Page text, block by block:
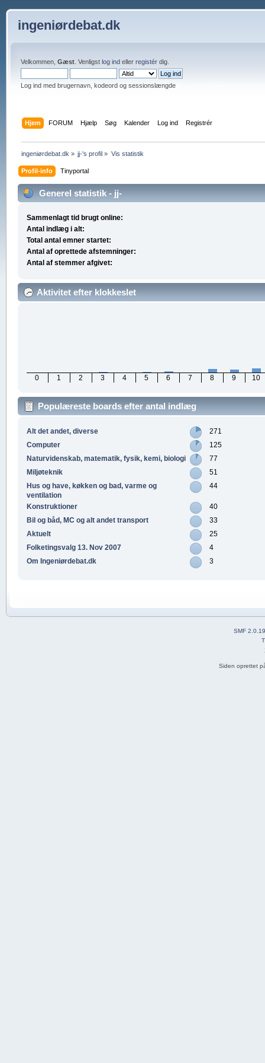
ingeniørdebat.dk
Velkommen, Gæst. Venligst log indeller registérdig.
Log ind med brugernavn, kodeord og sessionslængde
Hjem FORUM Hjælp Søg Kalender Log ind Registrér
ingeniørdebat.dk » jj-'s profil » Vis statistik
Profil-info Tinyportal
Generel statistik - jj-
Sammenlagt tid brugt online:
Antal indlæg i alt:
Total antal emner startet:
Antal af oprettede afstemninger:
Antal af stemmer afgivet:
Aktivitet efter klokkeslet
0 1 2 3 4 5 6 7 8 9 10
Populæreste boards efter antal indlæg
Alt det andet, diverse
271
Computer
125
Naturvidenskab, matematik, fysik, kemi, biologi
77
Miljøteknik
51
Hus og have, køkken og bad, varme og
ventilation
44
Konstruktioner
40
Bil og båd, MC og alt andet transport
33
Aktuelt
25
Folketingsvalg 13. Nov 2007
4
Om Ingeniørdebat.dk
3
SMF
Siden oprettet